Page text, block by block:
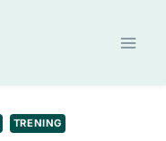
TRENING